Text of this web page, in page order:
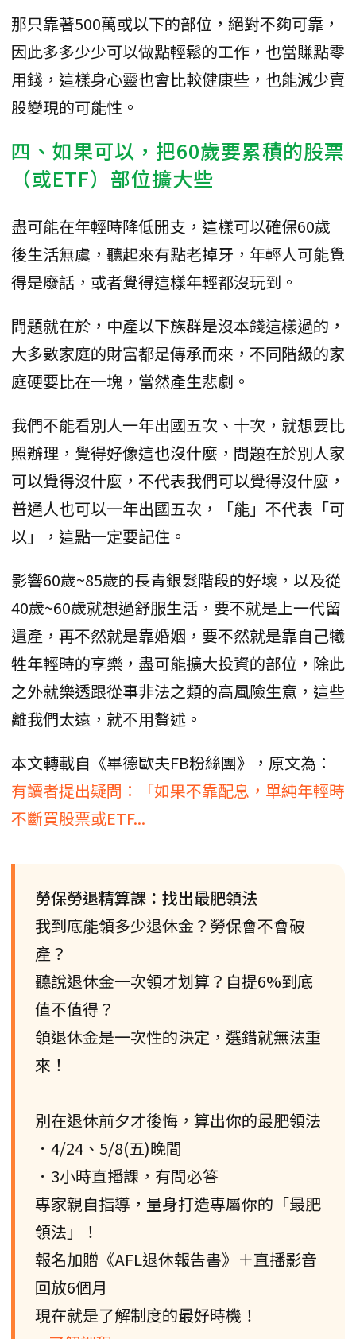
那只靠著500萬或以下的部位，絕對不夠可靠，
因此多多少少可以做點輕鬆的工作，也當賺點零
用錢，這樣身心靈也會比較健康些，也能減少賣
股變現的可能性。
四、如果可以，把60歲要累積的股票
（或ETF）部位擴大些
盡可能在年輕時降低開支，這樣可以確保60歲
後生活無虞，聽起來有點老掉牙，年輕人可能覺
得是廢話，或者覺得這樣年輕都沒玩到。
問題就在於，中產以下族群是沒本錢這樣過的，
大多數家庭的財富都是傳承而來，不同階級的家
庭硬要比在一塊，當然產生悲劇。
我們不能看別人一年出國五次、十次，就想要比
照辦理，覺得好像這也沒什麼，問題在於別人家
可以覺得沒什麼，不代表我們可以覺得沒什麼，
普通人也可以一年出國五次，「能」不代表「可
以」，這點一定要記住。
影響60歲~85歲的長青銀髮階段的好壞，以及從
40歲~60歲就想過舒服生活，要不就是上一代留
遺產，再不然就是靠婚姻，要不然就是靠自己犧
牲年輕時的享樂，盡可能擴大投資的部位，除此
之外就樂透跟從事非法之類的高風險生意，這些
離我們太遠，就不用贅述。
本文轉載自《畢德歐夫FB粉絲團》，原文為：
有讀者提出疑問：「如果不靠配息，單純年輕時
不斷買股票或ETF...
勞保勞退精算課：找出最肥領法
我到底能領多少退休金？勞保會不會破
產？
聽說退休金一次領才划算？自提6%到底
值不值得？
領退休金是一次性的決定，選錯就無法重
來！
別在退休前夕才後悔，算出你的最肥領法
．4/24、5/8(五)晚間
．3小時直播課，有問必答
專家親自指導，量身打造專屬你的「最肥
領法」！
報名加贈《AFL退休報告書》＋直播影音
回放6個月
現在就是了解制度的最好時機！